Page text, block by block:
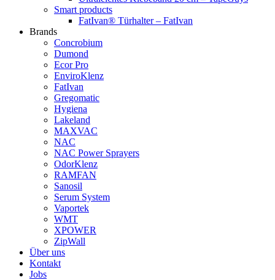
Smart products
FatIvan® Türhalter – FatIvan
Brands
Concrobium
Dumond
Ecor Pro
EnviroKlenz
FatIvan
Gregomatic
Hygiena
Lakeland
MAXVAC
NAC
NAC Power Sprayers
OdorKlenz
RAMFAN
Sanosil
Serum System
Vaportek
WMT
XPOWER
ZipWall
Über uns
Kontakt
Jobs